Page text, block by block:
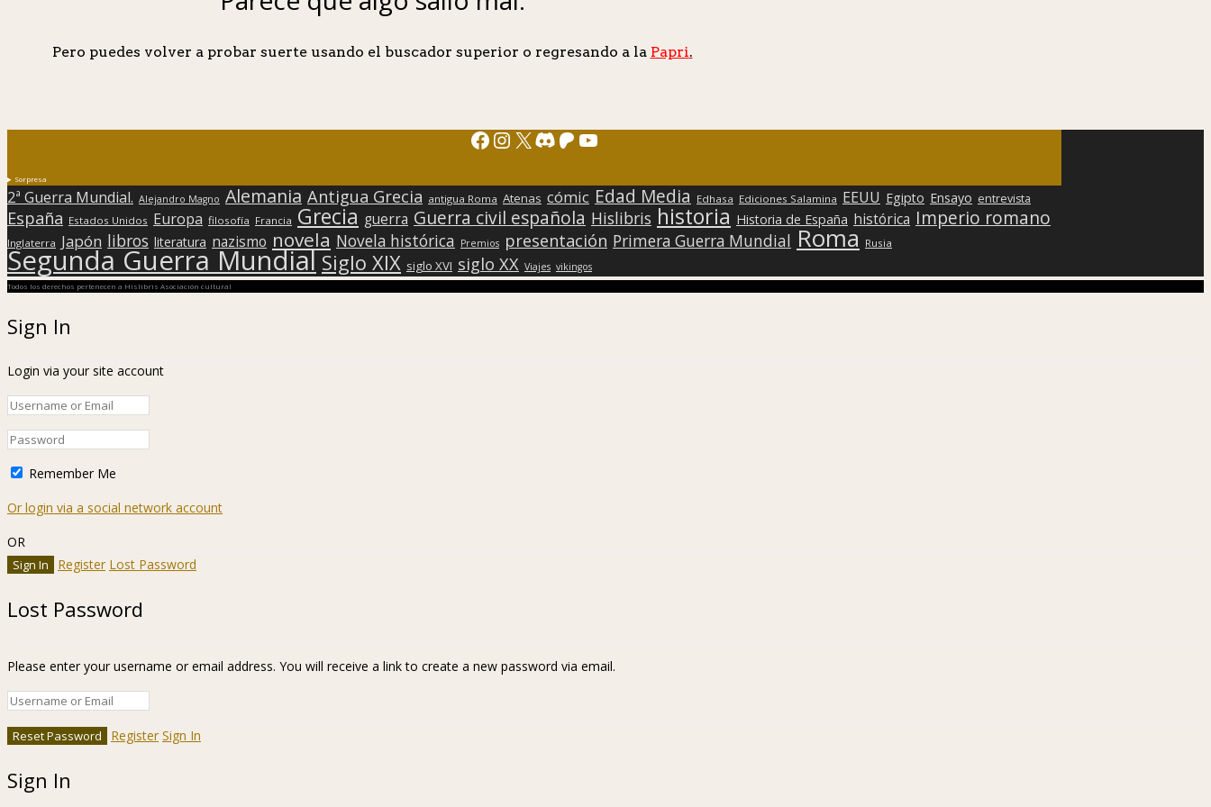
Pero puedes volver a probar suerte usando el buscador superior o regresando a la Papri.
Facebook
Instagram
X Discord
Patreon
YouTube
Sorpresa
2ª Guerra Mundial. Alejandro Magno Alemania Antigua Grecia antigua Roma Atenas cómic Edad Media Edhasa Ediciones Salamina EEUU Egipto Ensayo entrevista
España Estados Unidos Europa filosofía Francia Grecia guerra Guerra civil española Hislibris historia Historia de España histórica Imperio romano
Inglaterra Japón libros literatura nazismo novela Novela histórica Premios presentación Primera Guerra Mundial Roma Rusia
Segunda Guerra Mundial Siglo XIX siglo XVI siglo XX Viajes vikingos
Todos los derechos pertenecen a Hislibris Asociación cultural
Sign In
Login via your site account
Remember Me
Or login via a social network account
OR
Register Lost Password
Lost Password
Please enter your username or email address. You will receive a link to create a new password via email.
Register Sign In
Sign In